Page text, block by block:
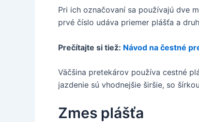
Pri ich označovaní sa používajú dve
prvé číslo udáva priemer plášťa a
Prečítajte si tiež: Návod na čestné
Väčšina pretekárov používa cestné
jazdenie sú vhodnejšie širšie, so
Zmes plášťa